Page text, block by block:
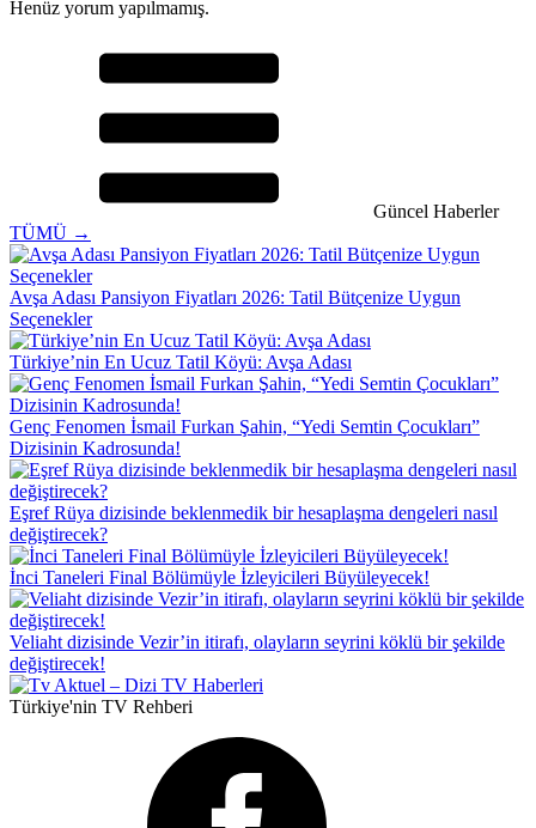
Henüz yorum yapılmamış.
Güncel Haberler
TÜMÜ →
Avşa Adası Pansiyon Fiyatları 2026: Tatil Bütçenize Uygun
Seçenekler
Türkiye’nin En Ucuz Tatil Köyü: Avşa Adası
Genç Fenomen İsmail Furkan Şahin, “Yedi Semtin Çocukları”
Dizisinin Kadrosunda!
Eşref Rüya dizisinde beklenmedik bir hesaplaşma dengeleri nasıl
değiştirecek?
İnci Taneleri Final Bölümüyle İzleyicileri Büyüleyecek!
Veliaht dizisinde Vezir’in itirafı, olayların seyrini köklü bir şekilde
değiştirecek!
Türkiye'nin TV Rehberi